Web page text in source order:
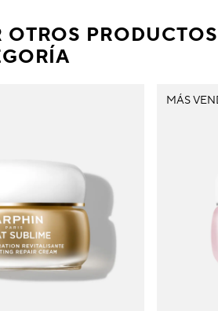
OTROS PRODUCTOS
MÁS